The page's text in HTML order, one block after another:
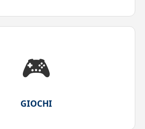
🎮
GIOCHI